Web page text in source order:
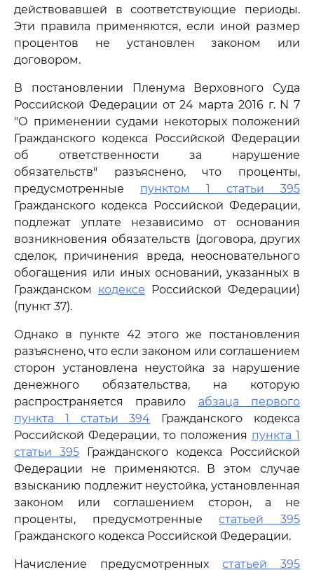
действовавшей в соответствующие периоды.
Эти правила применяются, если иной размер
процентов не установлен законом или
договором.
В постановлении Пленума Верховного Суда
Российской Федерации от 24 марта 2016 г. N 7
"О применении судами некоторых положений
Гражданского кодекса Российской Федерации
об ответственности за нарушение
обязательств" разъяснено, что проценты,
предусмотренные пунктом 1 статьи 395
Гражданского кодекса Российской Федерации,
подлежат уплате независимо от основания
возникновения обязательств (договора, других
сделок, причинения вреда, неосновательного
обогащения или иных оснований, указанных в
Гражданском кодексе Российской Федерации)
(пункт 37).
Однако в пункте 42 этого же постановления
разъяснено, что если законом или соглашением
сторон установлена неустойка за нарушение
денежного обязательства, на которую
распространяется правило абзаца первого
пункта 1 статьи 394 Гражданского кодекса
Российской Федерации, то положения пункта 1
статьи 395 Гражданского кодекса Российской
Федерации не применяются. В этом случае
взысканию подлежит неустойка, установленная
законом или соглашением сторон, а не
проценты, предусмотренныестатьей 395
Гражданского кодекса Российской Федерации.
Начисление предусмотренных статьей 395